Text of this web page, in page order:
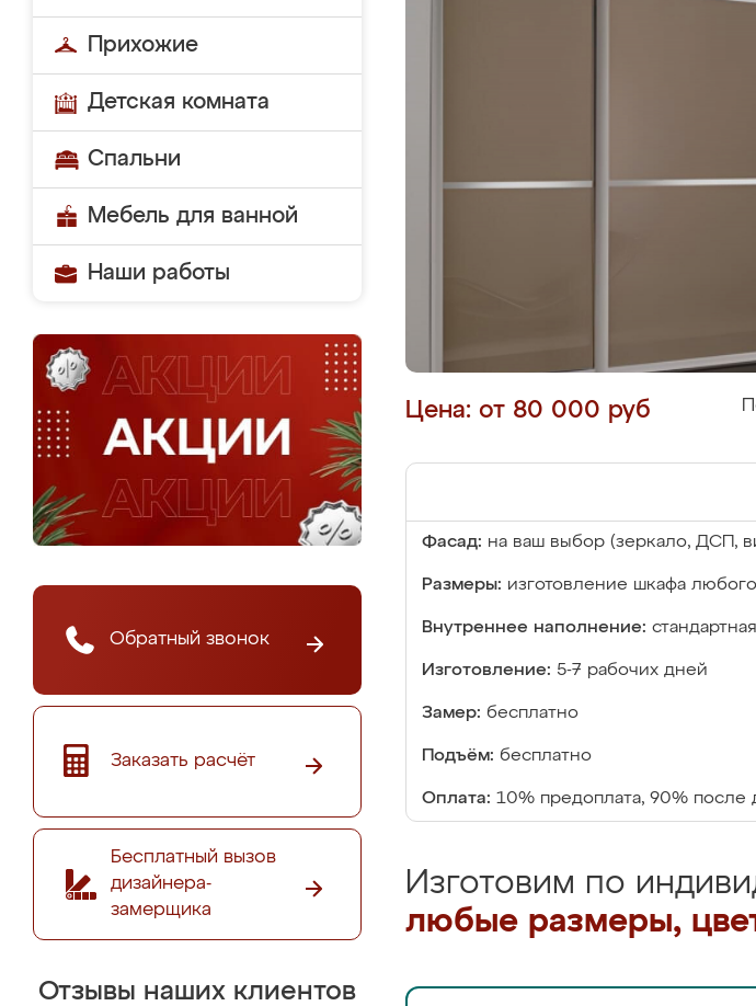
Прихожие
Детская комната
Спальни
Мебель для ванной
Наши работы
Обратный звонок
Заказать расчёт
Бесплатный вызов
дизайнера-
замерщика
Отзывы наших клиентов
Цена: от 80 000 руб
Фасад: на ваш выбор (зеркало, ДСП,
Размеры: изготовление шкафа
Внутреннее наполнение:
Изготовление: 5-7 рабочих дней
Замер: бесплатно
Подъём: бесплатно
Оплата: 10% предоплата, 90% после
Изготовим по
любые размеры,